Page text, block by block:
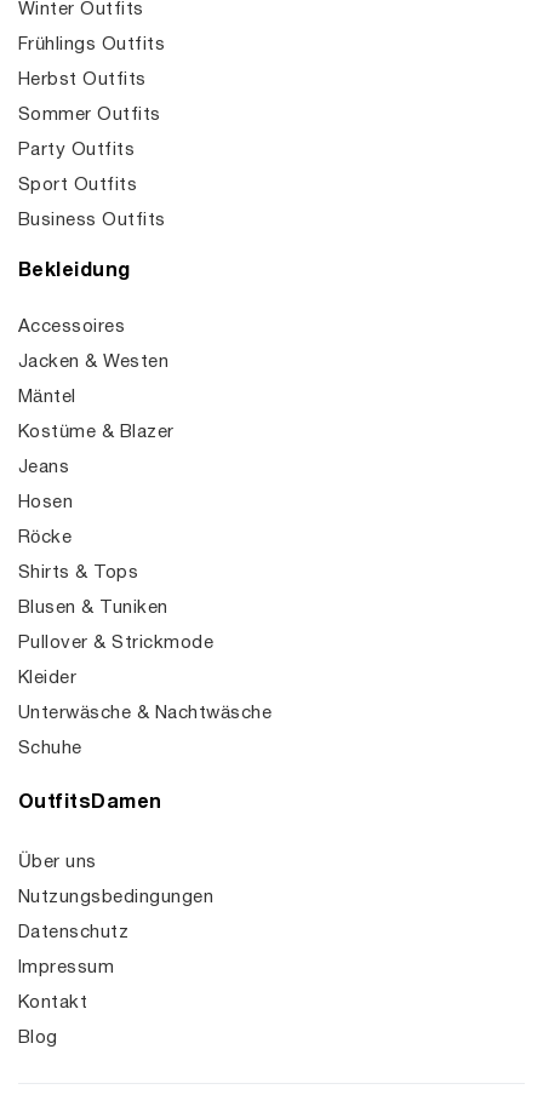
Winter Outfits
Frühlings Outfits
Herbst Outfits
Sommer Outfits
Party Outfits
Sport Outfits
Business Outfits
Bekleidung
Accessoires
Jacken & Westen
Mäntel
Kostüme & Blazer
Jeans
Hosen
Röcke
Shirts & Tops
Blusen & Tuniken
Pullover & Strickmode
Kleider
Unterwäsche & Nachtwäsche
Schuhe
OutfitsDamen
Über uns
Nutzungsbedingungen
Datenschutz
Impressum
Kontakt
Blog